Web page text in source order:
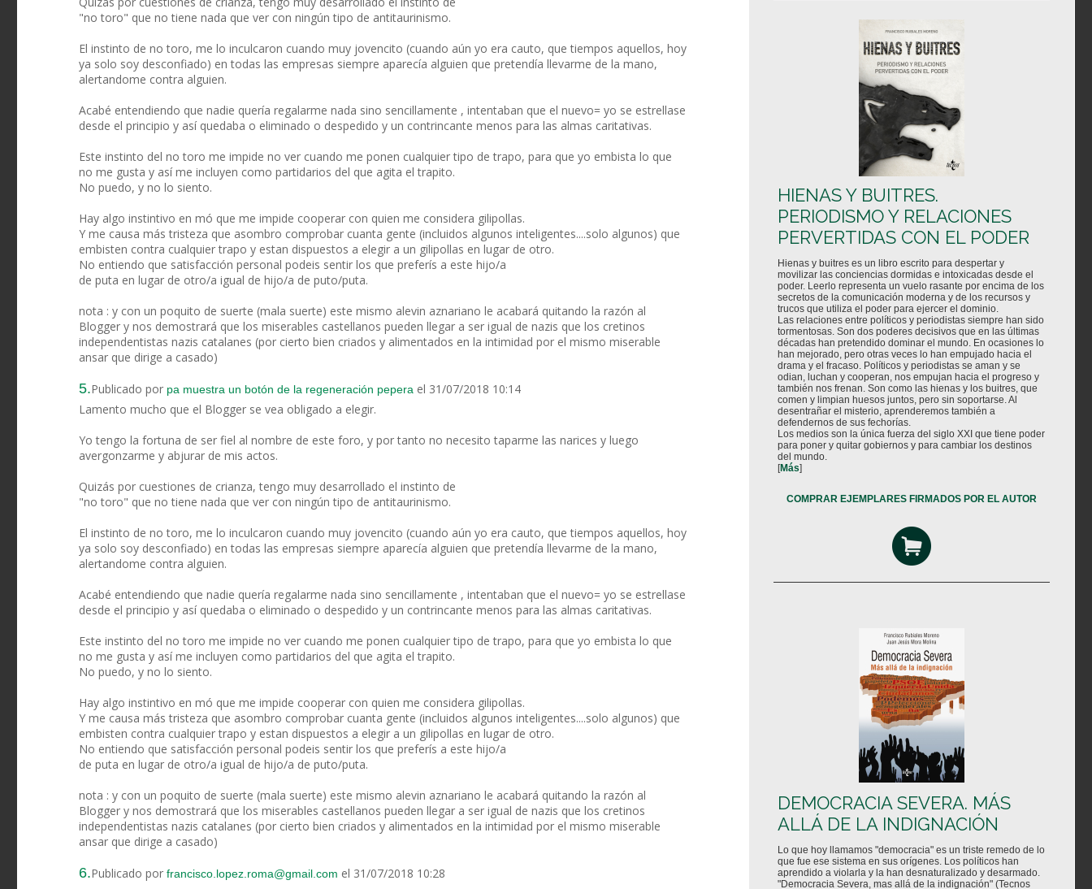
"no toro" que no tiene nada que ver con ningún tipo de antitaurinismo.
El instinto de no toro, me lo inculcaron cuando muy jovencito (cuando aún yo era cauto, que tiempos aquellos, hoy
ya solo soy desconfiado) en todas las empresas siempre aparecía alguien que pretendía llevarme de la mano,
alertandome contra alguien.
Acabé entendiendo que nadie quería regalarme nada sino sencillamente , intentaban que el nuevo= yo se estrellase
desde el principio y así quedaba o eliminado o despedido y un contrincante menos para las almas caritativas.
Este instinto del no toro me impide no ver cuando me ponen cualquier tipo de trapo, para que yo embista lo que
no me gusta y así me incluyen como partidarios del que agita el trapito.
No puedo, y no lo siento.
Hay algo instintivo en mó que me impide cooperar con quien me considera gilipollas.
Y me causa más tristeza que asombro comprobar cuanta gente (incluidos algunos inteligentes....solo algunos) que
embisten contra cualquier trapo y estan dispuestos a elegir a un gilipollas en lugar de otro.
No entiendo que satisfacción personal podeis sentir los que preferís a este hijo/a
de puta en lugar de otro/a igual de hijo/a de puto/puta.
nota : y con un poquito de suerte (mala suerte) este mismo alevin aznariano le acabará quitando la razón al
Blogger y nos demostrará que los miserables castellanos pueden llegar a ser igual de nazis que los cretinos
independentistas nazis catalanes (por cierto bien criados y alimentados en la intimidad por el mismo miserable
ansar que dirige a casado)
5.Publicado por pa muestra un botón de la regeneración pepera el 31/07/2018 10:14
Lamento mucho que el Blogger se vea obligado a elegir.
Yo tengo la fortuna de ser fiel al nombre de este foro, y por tanto no necesito taparme las narices y luego
avergonzarme y abjurar de mis actos.
Quizás por cuestiones de crianza, tengo muy desarrollado el instinto de
"no toro" que no tiene nada que ver con ningún tipo de antitaurinismo.
El instinto de no toro, me lo inculcaron cuando muy jovencito (cuando aún yo era cauto, que tiempos aquellos, hoy
ya solo soy desconfiado) en todas las empresas siempre aparecía alguien que pretendía llevarme de la mano,
alertandome contra alguien.
Acabé entendiendo que nadie quería regalarme nada sino sencillamente , intentaban que el nuevo= yo se estrellase
desde el principio y así quedaba o eliminado o despedido y un contrincante menos para las almas caritativas.
Este instinto del no toro me impide no ver cuando me ponen cualquier tipo de trapo, para que yo embista lo que
no me gusta y así me incluyen como partidarios del que agita el trapito.
No puedo, y no lo siento.
Hay algo instintivo en mó que me impide cooperar con quien me considera gilipollas.
Y me causa más tristeza que asombro comprobar cuanta gente (incluidos algunos inteligentes....solo algunos) que
embisten contra cualquier trapo y estan dispuestos a elegir a un gilipollas en lugar de otro.
No entiendo que satisfacción personal podeis sentir los que preferís a este hijo/a
de puta en lugar de otro/a igual de hijo/a de puto/puta.
nota : y con un poquito de suerte (mala suerte) este mismo alevin aznariano le acabará quitando la razón al
Blogger y nos demostrará que los miserables castellanos pueden llegar a ser igual de nazis que los cretinos
independentistas nazis catalanes (por cierto bien criados y alimentados en la intimidad por el mismo miserable
ansar que dirige a casado)
6.Publicado por francisco.lopez.roma@gmail.com el 31/07/2018 10:28
HIENAS Y BUITRES.
PERIODISMO Y RELACIONES
PERVERTIDAS CON EL PODER
Hienas y buitres es un libro escrito para despertar y
movilizar las conciencias dormidas e intoxicadas desde el
poder. Leerlo representa un vuelo rasante por encima de los
secretos de la comunicación moderna y de los recursos y
trucos que utiliza el poder para ejercer el dominio.
Las relaciones entre políticos y periodistas siempre han sido
tormentosas. Son dos poderes decisivos que en las últimas
décadas han pretendido dominar el mundo. En ocasiones lo
han mejorado, pero otras veces lo han empujado hacia el
drama y el fracaso. Políticos y periodistas se aman y se
odian, luchan y cooperan, nos empujan hacia el progreso y
también nos frenan. Son como las hienas y los buitres, que
comen y limpian huesos juntos, pero sin soportarse. Al
desentrañar el misterio, aprenderemos también a
defendernos de sus fechorías.
Los medios son la única fuerza del siglo XXI que tiene poder
para poner y quitar gobiernos y para cambiar los destinos
del mundo.
[Más]
COMPRAR EJEMPLARES FIRMADOS POR EL AUTOR
DEMOCRACIA SEVERA. MÁS
ALLÁ DE LA INDIGNACIÓN
Lo que hoy llamamos "democracia" es un triste remedo de lo
que fue ese sistema en sus orígenes. Los políticos han
aprendido a violarla y la han desnaturalizado y desarmado.
"Democracia Severa, mas allá de la indignación" (Tecnos